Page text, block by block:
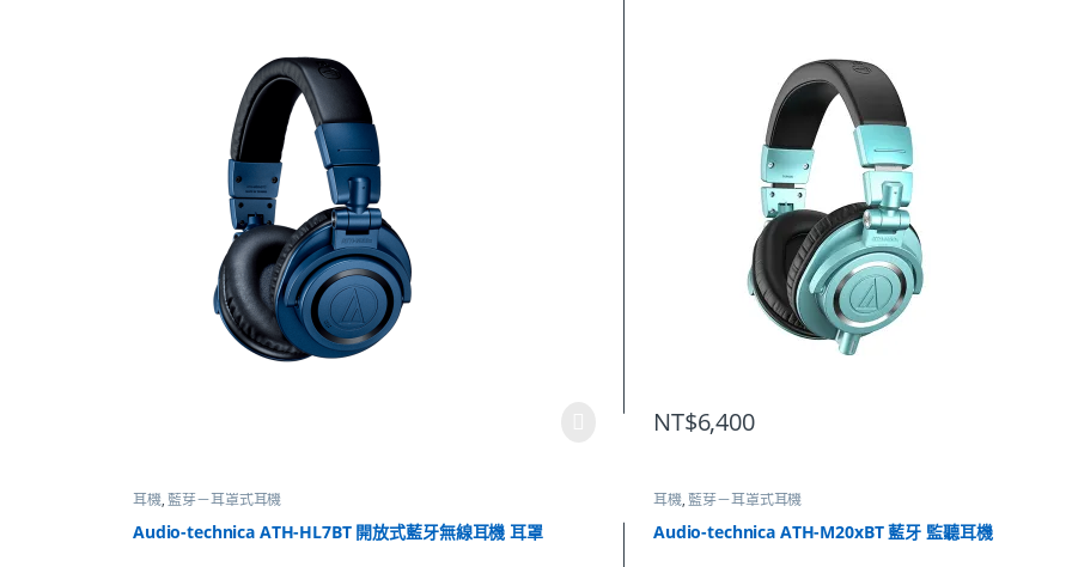
NT$6,400
耳機,藍芽－耳罩式耳機
Audio-technica ATH-HL7BT 開放式藍牙無線耳機 耳罩
耳機,藍芽－耳罩式耳機
Audio-technica ATH-M20xBT 藍牙 監聽耳機